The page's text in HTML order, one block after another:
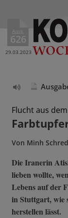
Ausg.
626
29.03.2023
vorlesen
Flucht aus
Von Minh
Die Iranerin
lieben wollte,
Lebens auf der
in Stuttgart, wie
herstellen lässt.